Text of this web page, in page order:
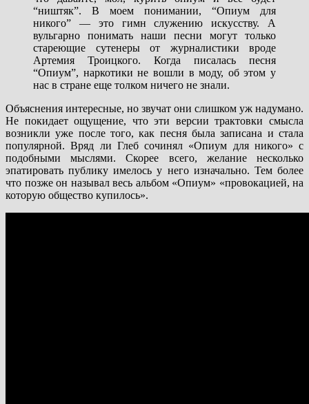
“ништяк”. В моем понимании, “Опиум для
никого” — это гимн служению искусству. А
вульгарно понимать наши песни могут только
стареющие сутенеры от журналистики вроде
Артемия Троицкого. Когда писалась песня
“Опиум”, наркотики не вошли в моду, об этом у
нас в стране еще толком ничего не знали.
Объяснения интересные, но звучат они слишком уж надумано.
Не покидает ощущение, что эти версии трактовки смысла
возникли уже после того, как песня была записана и стала
популярной. Вряд ли Глеб сочинял «Опиум для никого» с
подобными мыслями. Скорее всего, желание несколько
эпатировать публику имелось у него изначально. Тем более
что позже он называл весь альбом «Опиум» «провокацией, на
которую общество купилось».